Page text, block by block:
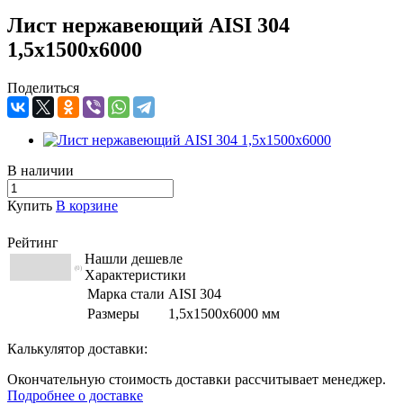
Лист нержавеющий AISI 304
1,5х1500х6000
Поделиться
В наличии
Купить В корзине
Рейтинг
(0)
Нашли дешевле
Характеристики
Марка стали AISI 304
Размеры
1,5х1500х6000 мм
Калькулятор доставки:
Окончательную стоимость доставки рассчитывает менеджер.
Подробнее о доставке